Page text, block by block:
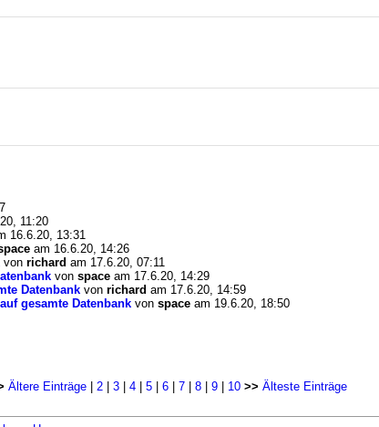
11:20
16.6.20, 13:31
am 16.6.20, 14:26
von richard am 17.6.20, 07:11
von space am 17.6.20, 14:29
Datenbank von richard am 17.6.20, 14:59
gesamte Datenbank von space am 19.6.20, 18:50
Ältere Einträge 2 3 4 5 6 7 8 9 10 >> Älteste Einträge